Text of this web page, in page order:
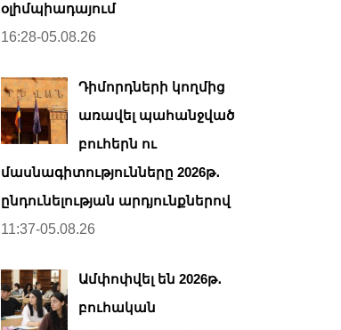
օլիմպիադայում
16:28-05.08.26
Դիմորդների կողմից
առավել պահանջված
բուհերն ու
մասնագիտությունները 2026թ․
ընդունելության արդյունքներով
11:37-05.08.26
Ամփոփվել են 2026թ․
բուհական